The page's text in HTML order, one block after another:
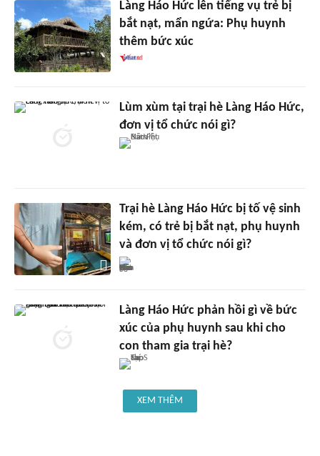
Làng Háo Hức lên tiếng vụ trẻ bị
bắt nạt, mẩn ngứa: Phụ huynh
thêm bức xúc
Lùm xùm tại trại hè Làng Háo Hức,
đơn vị tổ chức nói gì?
Trại hè Làng Háo Hức bị tố vệ sinh
kém, có trẻ bị bắt nạt, phụ huynh
và đơn vị tổ chức nói gì?
Làng Háo Hức phản hồi gì về bức
xúc của phụ huynh sau khi cho
con tham gia trại hè?
XEM THÊM